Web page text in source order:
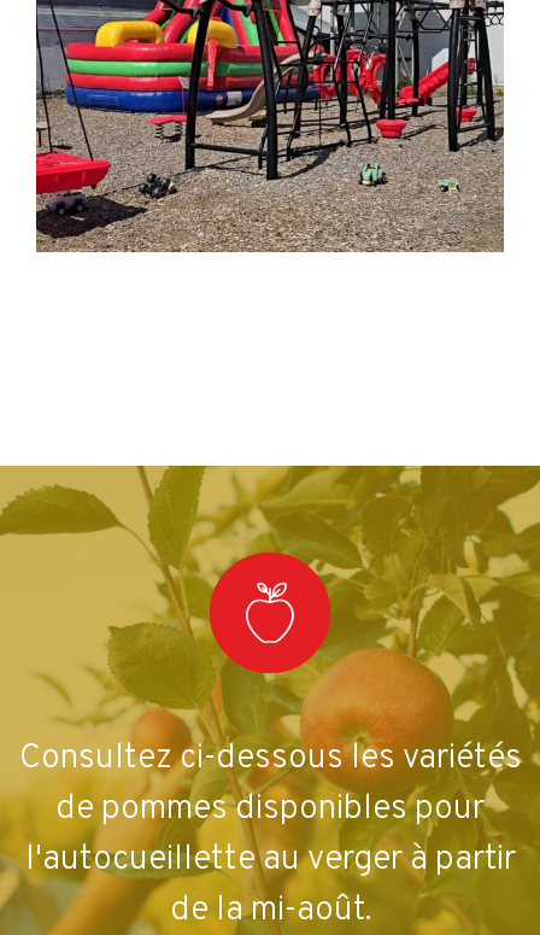
Consultez ci-dessous les variétés
de pommes disponibles pour
l'autocueillette au verger à partir
de la mi-août.